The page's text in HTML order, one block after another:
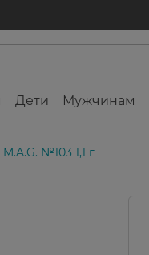
Дети Мужчинам
№103 1,1 г